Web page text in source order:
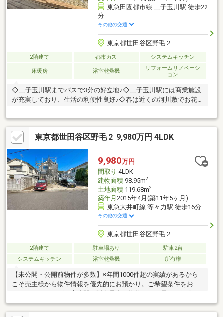
東急田園都市線 二子玉川駅 徒歩22
分
その他の交通
東京都世田谷区野毛２
2階建て 都市ガス システムキッチン
床暖房 浴室乾燥機
リフォームリノベーシ
ョン
◇二子玉川駅までバスで3分の好立地♪◇二子玉川駅には商業施設
が充実しており、生活の利便性良好♪◇春は近くの河川敷でお花
見ができます♪◇夏は多摩川の花火大会が見れます♪◇休日は近く
の玉川野毛町公園・等々力渓谷公園の自然に囲まれるひと時を堪
能できます♪◇2階には約13帖・約11帖の洋室があり、広々使用可
能♪◇大容量の衣装部屋あり 収納豊富です♪◇車庫スペースはハ
イルーフ車も駐車可能♪●設備・仕様・1.6×2.0サイズのTV付き浴
室・洗面台ダブルボウル・カウンター式手洗い場つきタンクレス
トイレ・大型食洗機・ガス式床暖房・ビルトインエアコン(LDK)・
屋外水栓三か所付き
東京都世田谷区野毛２ 9,980万円 4LDK
9,980万円
間取り 4LDK
建物面積98.95m2
土地面積119.68m2
築年月 2015年4月(築11年5ヶ月)
東急大井町線 等々力駅 徒歩16分
その他の交通
東京都世田谷区野毛２
2階建て 駐車場あり
駐車2台
システムキッチン
浴室乾燥機 所有権
【未公開・公開前物件が多数】※年間1000件超の実績があるから
こそ売主様から物件情報を優先的にお預かり。ご希望条件をお聞
ます。【サザビーズブランド】世界80以上の国と地域で展開する
高級不動産ブランド「サザビーズ インターナショナル リアルテ